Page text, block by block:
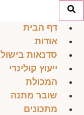
דף הבית
אודות
סדנאות בישול
ייעוץ קולינרי
המכולת
שובר מתנה
מתכונים